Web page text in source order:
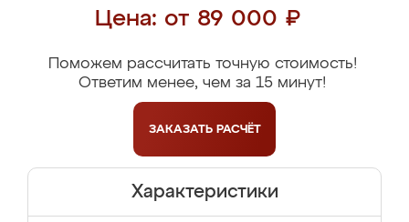
Цена: от 89 000 ₽
Поможем рассчитать точную стоимость!
Ответим менее, чем за 15 минут!
ЗАКАЗАТЬ РАСЧЁТ
Характеристики